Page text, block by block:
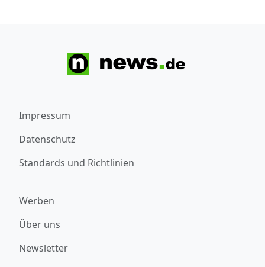
Impressum
Datenschutz
Standards und Richtlinien
Werben
Über uns
Newsletter